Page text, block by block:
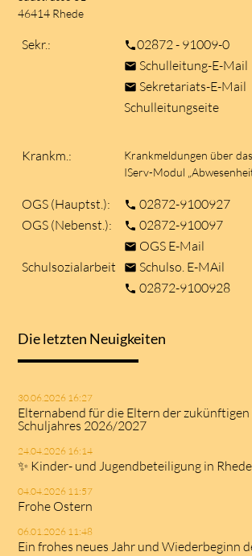
46414 Rhede
Sekr.: phone02872 - 91009-0
mail Schulleitung-E-Mail
mail Sekretariats-E-Mail
Schulleitungseite
Krankm.:
Krankmeldungen über das
IServ-Modul
OGS (Hauptst.): phone 02872-9100927
OGS (Nebenst.):
phone 02872-910097
mail OGS E-Mail
Schulsozialarbeit
mail Schulso. E-MAil
phone 02872-9100928
Die letzten Neuigkeiten
30.06.2026 16:27
Elternabend für die Eltern der zukünftigen
Schuljahres 2026/2027
24.04.2026 16:14
✨ Kinder- und Jugendbeteiligung in
04.04.2026 11:57
Frohe Ostern
06.01.2026 11:48
Ein frohes neues Jahr und Wiederbeginn